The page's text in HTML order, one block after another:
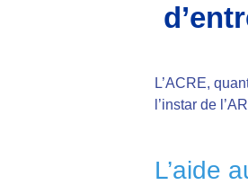
L’ACRE,
l’instar de
L’aide